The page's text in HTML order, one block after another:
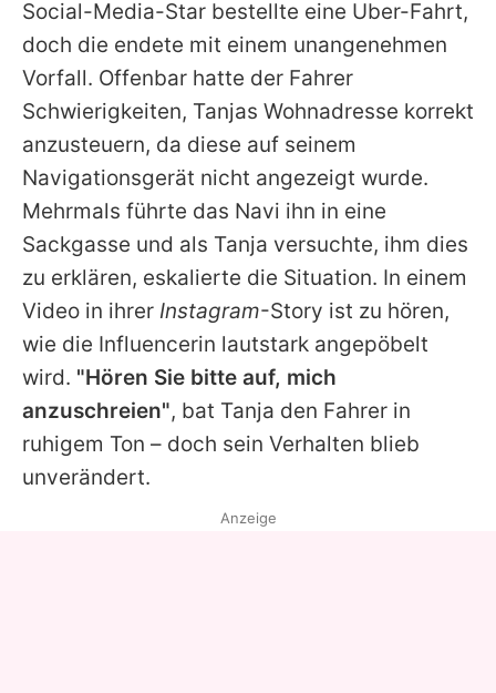
Jobs
App runterladen
Team
Redaktionelle Richtlinien
Impressum
Datenschutzerklärung
Nutzungsbedingungen
Utiq verwalten
Social-Media-Star bestellte eine Uber-Fahrt,
doch die endete mit einem unangenehmen
Vorfall. Offenbar hatte der Fahrer
Schwierigkeiten, Tanjas Wohnadresse korrekt
anzusteuern, da diese auf seinem
Navigationsgerät nicht angezeigt wurde.
Mehrmals führte das Navi ihn in eine
Sackgasse und als Tanja versuchte, ihm dies
zu erklären, eskalierte die Situation. In einem
Video in ihrer Instagram-Story ist zu hören,
wie die Influencerin lautstark angepöbelt
wird. "Hören Sie bitte auf, mich
anzuschreien", bat Tanja den Fahrer in
ruhigem Ton – doch sein Verhalten blieb
unverändert.
Anzeige